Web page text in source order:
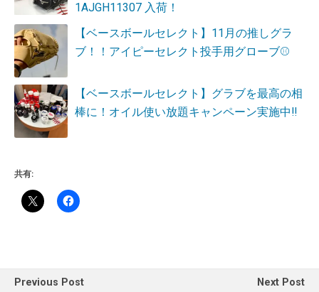
1AJGH11307 入荷！
【ベースボールセレクト】11月の推しグラ
ブ！！アイピーセレクト投手用グローブ⚾
【ベースボールセレクト】グラブを最高の相
棒に！オイル使い放題キャンペーン実施中‼
共有:
Previous Post Next Post